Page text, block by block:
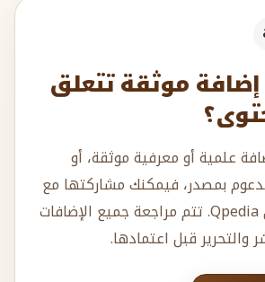
موثقة تتعلق
علمية أو معرفية موثقة، أو
بمصدر، فيمكنك مشاركتها مع
فريق التحرير في Qpedia. تتم مراجعة جميع الإضافات
قبل اعتمادها.